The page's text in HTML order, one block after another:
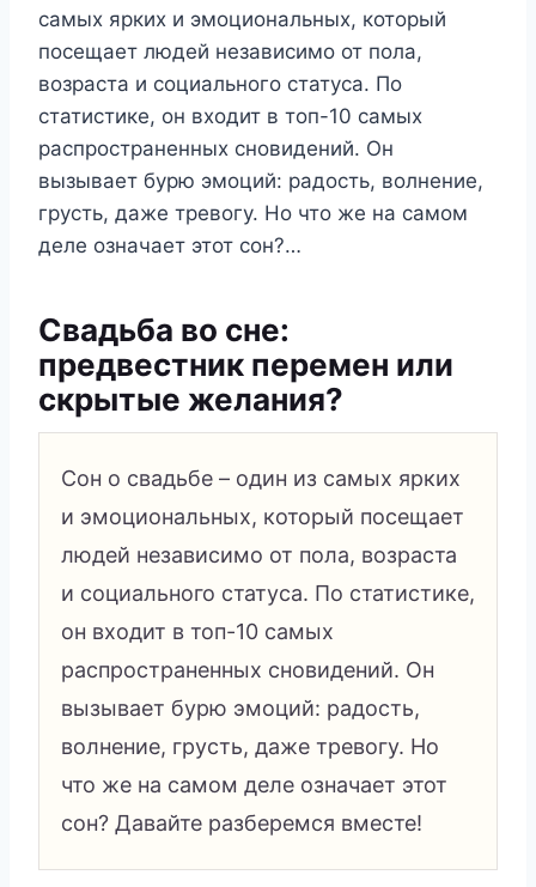
самых ярких и эмоциональных, который
посещает людей независимо от пола,
возраста и социального статуса. По
статистике, он входит в топ-10 самых
распространенных сновидений. Он
вызывает бурю эмоций: радость, волнение,
грусть, даже тревогу. Но что же на самом
деле означает этот сон?…
Свадьба во сне:
предвестник перемен или
скрытые желания?
Сон о свадьбе – один из самых ярких
и эмоциональных, который посещает
людей независимо от пола, возраста
и социального статуса. По статистике,
он входит в топ-10 самых
распространенных сновидений. Он
вызывает бурю эмоций: радость,
волнение, грусть, даже тревогу. Но
что же на самом деле означает этот
сон? Давайте разберемся вместе!